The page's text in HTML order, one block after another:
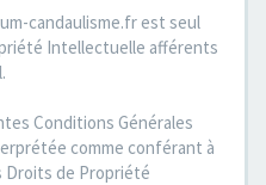
candaulisme.fr est seul
Intellectuelle afférents
Conditions Générales
comme conférant à
Droits de Propriété